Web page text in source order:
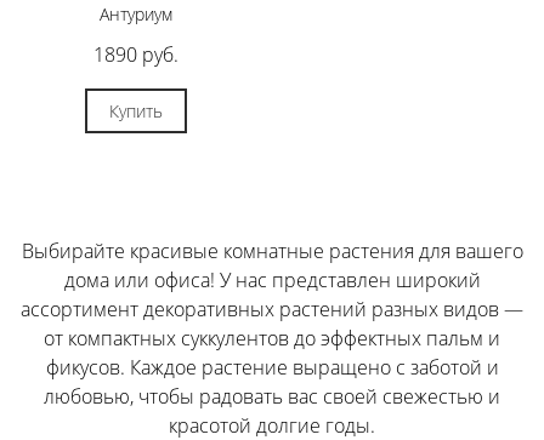
Антуриум
1890 руб.
Купить
Выбирайте красивые комнатные растения для вашего
дома или офиса! У нас представлен широкий
ассортимент декоративных растений разных видов —
от компактных суккулентов до эффектных пальм и
фикусов. Каждое растение выращено с заботой и
любовью, чтобы радовать вас своей свежестью и
красотой долгие годы.